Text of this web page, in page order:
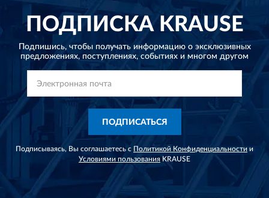
ПОДПИСКАKRAUSE
Подпишись, чтобы получать информацию о эксклюзивных
предложениях, поступлениях, событиях и многом другом
ПОДПИСАТЬСЯ
Подписываясь, Вы соглашаетесь с Политикой Конфиденциальности и
Условиями пользованияKRAUSE